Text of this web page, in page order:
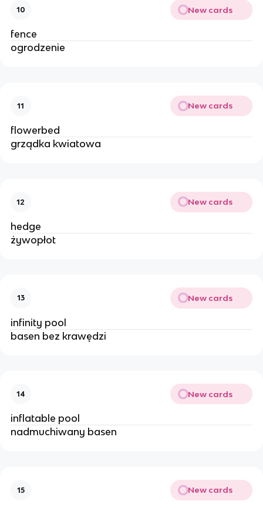
10 New cards
fence
ogrodzenie
11 New cards
flowerbed
grządka kwiatowa
12 New cards
hedge
żywopłot
13 New cards
infinity pool
basen bez krawędzi
14 New cards
inflatable pool
nadmuchiwany basen
15 New cards